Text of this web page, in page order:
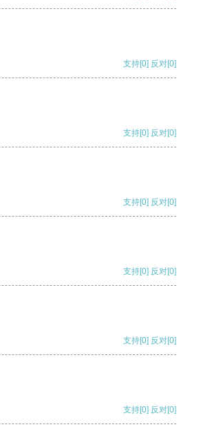
支持[0] 反对[0]
支持[0] 反对[0]
支持[0] 反对[0]
支持[0] 反对[0]
支持[0] 反对[0]
支持[0] 反对[0]